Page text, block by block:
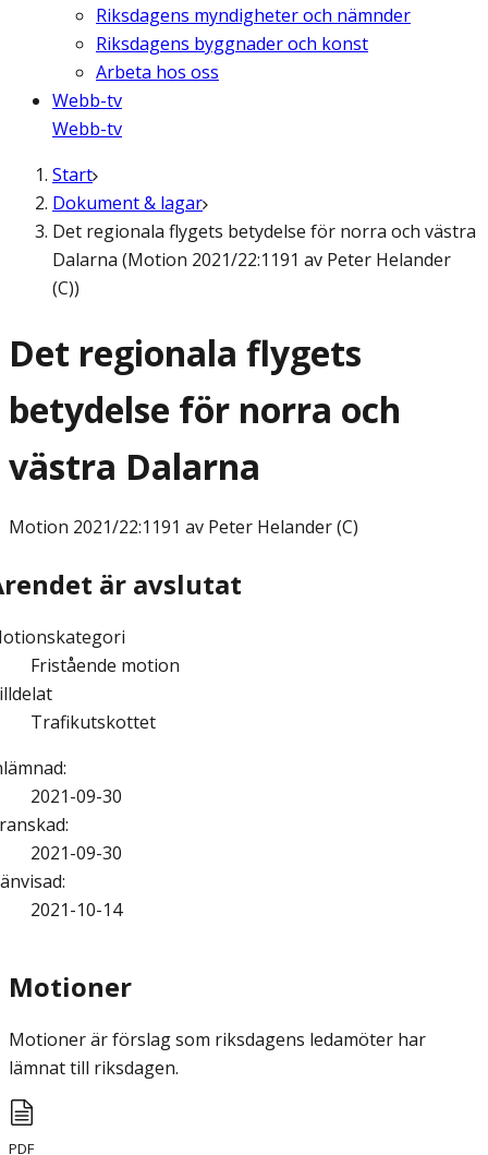
Riksdagens myndigheter och nämnder
Riksdagens byggnader och konst
Arbeta hos oss
Webb-tv
Webb-tv
Start
Dokument & lagar
Det regionala flygets betydelse för norra och västra
Dalarna (Motion 2021/22:1191 av Peter Helander
(C))
Det regionala flygets
betydelse för norra och
västra Dalarna
Motion 2021/22:1191 av Peter Helander (C)
är avslutat
Fristående motion
Trafikutskottet
:
2021-09-30
:
2021-09-30
:
2021-10-14
Motioner
Motioner är förslag som riksdagens ledamöter har
lämnat till riksdagen.
PDF